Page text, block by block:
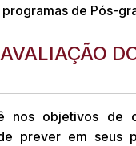
de Pós-
nos objetivos
prever em seus